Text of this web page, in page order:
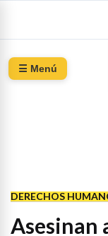
☰ Menú
DERECHOS
Asesinan